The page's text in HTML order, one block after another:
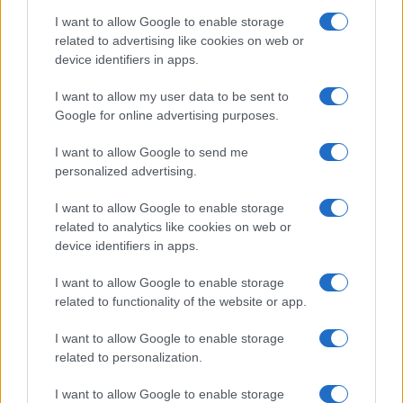
I want to allow Google to enable storage
related to advertising like cookies on web or
device identifiers in apps.
I want to allow my user data to be sent to
Google for online advertising purposes.
I want to allow Google to send me
personalized advertising.
I want to allow Google to enable storage
related to analytics like cookies on web or
device identifiers in apps.
I want to allow Google to enable storage
related to functionality of the website or app.
I want to allow Google to enable storage
related to personalization.
I want to allow Google to enable storage